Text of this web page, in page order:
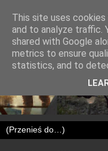
This site uses
and to analyze traffic.
shared with Google
metrics to ensure
statistics, and to